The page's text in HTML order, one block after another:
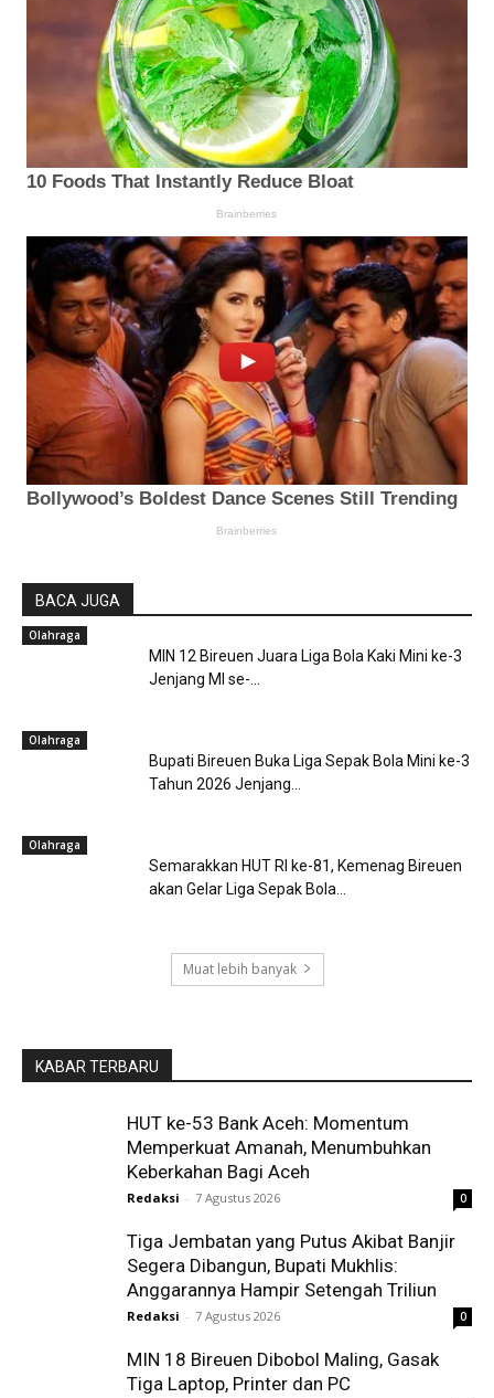
BACA JUGA
Olahraga
MIN 12 Bireuen Juara Liga Bola Kaki Mini ke-3
Jenjang MI se-...
Olahraga
Bupati Bireuen Buka Liga Sepak Bola Mini ke-3
Tahun 2026 Jenjang...
Olahraga
Semarakkan HUT RI ke-81, Kemenag Bireuen
akan Gelar Liga Sepak Bola...
Muat lebih banyak
KABAR TERBARU
HUT ke-53 Bank Aceh: Momentum
Memperkuat Amanah, Menumbuhkan
Keberkahan Bagi Aceh
Redaksi - 7 Agustus 2026 0
Tiga Jembatan yang Putus Akibat Banjir
Segera Dibangun, Bupati Mukhlis:
Anggarannya Hampir Setengah Triliun
Redaksi - 7 Agustus 2026 0
MIN 18 Bireuen Dibobol Maling, Gasak
Tiga Laptop, Printer dan PC